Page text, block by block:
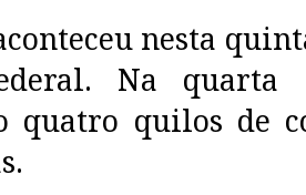
nesta
Na quarta
quatro quilos de